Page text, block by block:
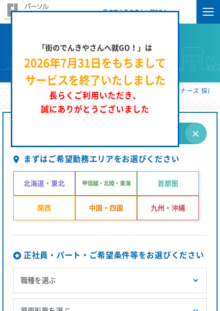
街のでんきやさんへ就GO！
「街のでんきやさんへ就GO！」は
2026年7月31日をもちまして
サービスを終了いたしました
長らくご利用いただき、
誠にありがとうございました
求人検索
街のでんきやさんへ就GO！ | パーソルエクセルＨＲパートナーズ 採用
まずはご希望勤務エリアをお選びください
北海道・東北 甲信越・北陸・東海 首都圏
関西 中国・四国 九州・沖縄
正社員・パート・ご希望条件等をお選びください